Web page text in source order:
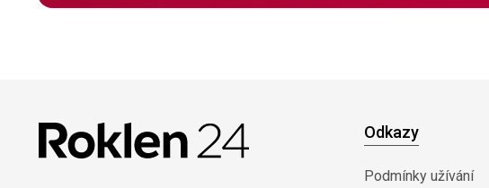
Odkazy
Podmínky užívání